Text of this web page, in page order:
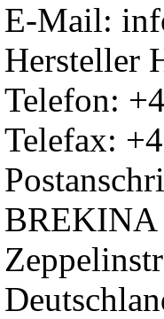
E-Mail:
Hersteller
Telefon:
Telefax:
BREKINA